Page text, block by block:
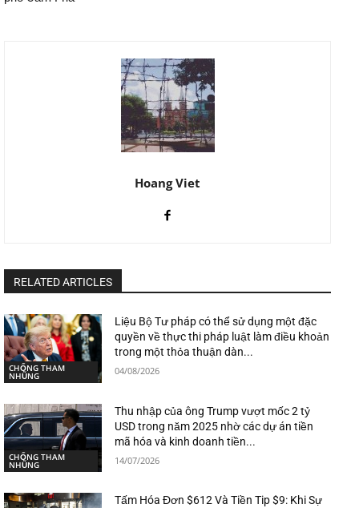
Hoang Viet
RELATED ARTICLES
CHỐNG THAM
NHŨNG
Liệu Bộ Tư pháp có thể sử dụng một đặc
quyền về thực thi pháp luật làm điều khoản
trong một thỏa thuận dàn...
04/08/2026
CHỐNG THAM
NHŨNG
Thu nhập của ông Trump vượt mốc 2 tỷ
USD trong năm 2025 nhờ các dự án tiền
mã hóa và kinh doanh tiền...
14/07/2026
Tấm Hóa Đơn $612 Và Tiền Tip $9: Khi Sự